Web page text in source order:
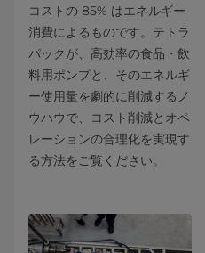
コストの 85% はエネルギー
消費によるものです。テトラ
パックが、高効率の食品・飲
料用ポンプと、そのエネルギ
ー使用量を劇的に削減するノ
ウハウで、コスト削減とオペ
レーションの合理化を実現す
る方法をご覧ください。